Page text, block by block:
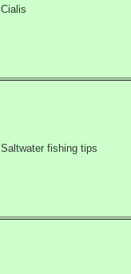
Cialis
Saltwater fishing tips